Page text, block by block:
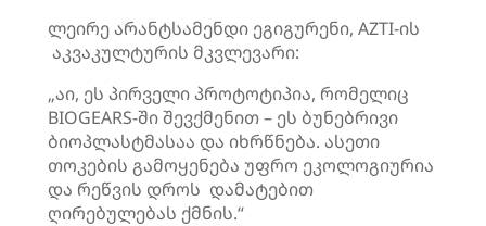
ლეირე არანტსამენდი ეგიგურენი, AZTI-ის
აკვაკულტურის მკვლევარი:
„აი, ეს პირველი პროტოტიპია, რომელიც
BIOGEARS-ში შევქმენით – ეს ბუნებრივი
ბიოპლასტმასაა და იხრწნება. ასეთი
თოკების გამოყენება უფრო ეკოლოგიურია
და რეწვის დროს დამატებით
ღირებულებას ქმნის.“